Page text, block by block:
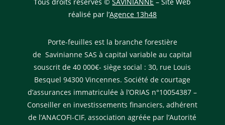
Tous droits réservés ©SAVINIANNE – Site Web
réalisé par l’Agence 13h48
Porte-feuilles est la branche forestière
de Savinianne SAS à capital variable au capital
souscrit de 40 000€- siège social : 30, rue Louis
Besquel 94300 Vincennes. Société de courtage
d’assurances immatriculée à l’ORIAS n°10054387 –
Conseiller en investissements financiers, adhérent
de l’ANACOFI-CIF, association agréée par l’Autorité